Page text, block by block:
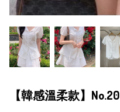
【韓感溫柔款】No.20